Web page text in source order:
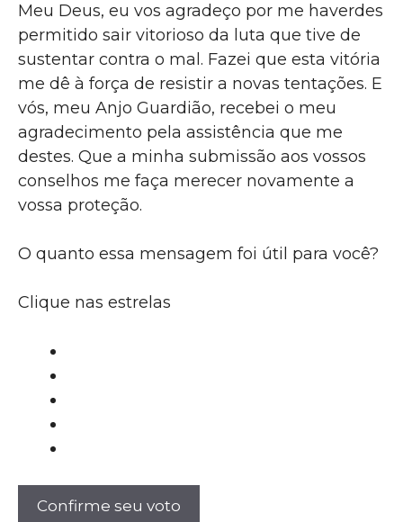
Meu Deus, eu vos agradeço por me haverdes
permitido sair vitorioso da luta que tive de
sustentar contra o mal. Fazei que esta vitória
me dê à força de resistir a novas tentações. E
vós, meu Anjo Guardião, recebei o meu
agradecimento pela assistência que me
destes. Que a minha submissão aos vossos
conselhos me faça merecer novamente a
vossa proteção.
O quanto essa mensagem foi útil para você?
Clique nas estrelas
Confirme seu voto